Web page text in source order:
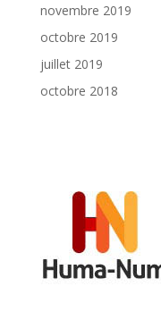
novembre 2019
octobre 2019
juillet 2019
octobre 2018